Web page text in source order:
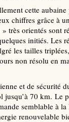
cette aubaine
chiffres grâce à
très orientés sont
initiés. Les
les tailles
non résolu en
et de sécurité
70 km. Le
semblable à
renouvelable